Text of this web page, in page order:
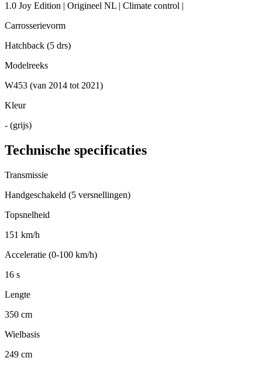
1.0 Joy Edition | Origineel NL | Climate control |
Carrosserievorm
Hatchback (5 drs)
Modelreeks
W453 (van 2014 tot 2021)
Kleur
- (grijs)
Technische specificaties
Transmissie
Handgeschakeld (5 versnellingen)
Topsnelheid
151 km/h
Acceleratie (0-100 km/h)
16 s
Lengte
350 cm
Wielbasis
249 cm